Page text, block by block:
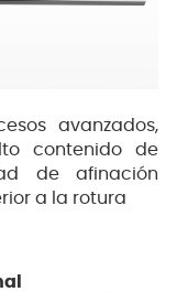
avanzados,
contenido de
de afinación
a la rotura